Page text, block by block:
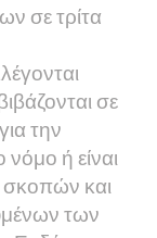
σε τρίτα
σε
την
ή είναι
και
των